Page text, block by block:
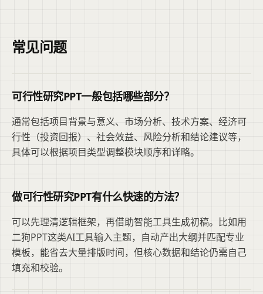
常见问题
可行性研究PPT一般包括哪些部分？
通常包括项目背景与意义、市场分析、技术方案、经济可
行性（投资回报）、社会效益、风险分析和结论建议等，
具体可以根据项目类型调整模块顺序和详略。
做可行性研究PPT有什么快速的方法？
可以先理清逻辑框架，再借助智能工具生成初稿。比如用
二狗PPT这类AI工具输入主题，自动产出大纲并匹配专业
模板，能省去大量排版时间，但核心数据和结论仍需自己
填充和校验。